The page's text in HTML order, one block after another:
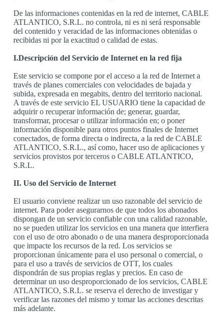
De las informaciones contenidas en la red de internet, CABLE
ATLANTICO, S.R.L. no controla, ni es ni será responsable
del contenido y veracidad de las informaciones obtenidas o
recibidas ni por la exactitud o calidad de estas.
I.Descripción del Servicio de Internet en la red fija
Este servicio se compone por el acceso a la red de Internet a
través de planes comerciales con velocidades de bajada y
subida, expresada en megabits, dentro del territorio nacional.
A través de este servicio EL USUARIO tiene la capacidad de
adquirir o recuperar información de; generar, guardar,
transformar, procesar o utilizar información en; o poner
información disponible para otros puntos finales de Internet
conectados, de forma directa o indirecta, a la red de CABLE
ATLANTICO, S.R.L., así como, hacer uso de aplicaciones y
servicios provistos por terceros o CABLE ATLANTICO,
S.R.L.
II. Uso del Servicio de Internet
El usuario conviene realizar un uso razonable del servicio de
internet. Para poder asegurarnos de que todos los abonados
dispongan de un servicio confiable con una calidad razonable,
no se pueden utilizar los servicios en una manera que interfiera
con el uso de otro abonado o de una manera desproporcionada
que impacte los recursos de la red. Los servicios se
proporcionan únicamente para el uso personal o comercial, o
para el uso a través de servicios de OTT, los cuales
dispondrán de sus propias reglas y precios. En caso de
determinar un uso desproporcionado de los servicios, CABLE
ATLANTICO, S.R.L. se reserva el derecho de investigar y
verificar las razones del mismo y tomar las acciones descritas
más adelante.